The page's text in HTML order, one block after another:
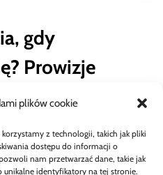
plików cookie
z technologii, takich jak pliki
dostępu do informacji o
nam przetwarzać dane, takie jak
unikalne identyfikatory na tej stronie.
gdy
Prowizje
może również
polisprzez swoich